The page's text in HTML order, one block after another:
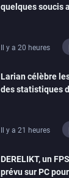
quelques soucis
Il y a 20 heures
Larian célèbre
des statistiques
Il y a 21 heures
DERELIKT, un
prévu sur PC